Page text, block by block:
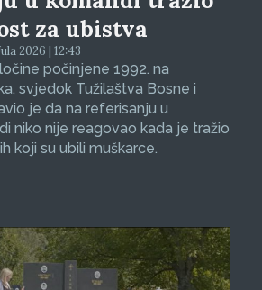
za ubistva
2026 | 12:43
počinjene 1992. na
svjedok Tužilaštva Bosne i
je da na referisanju u
niko nije reagovao kada je tražio
koji su ubili muškarce.